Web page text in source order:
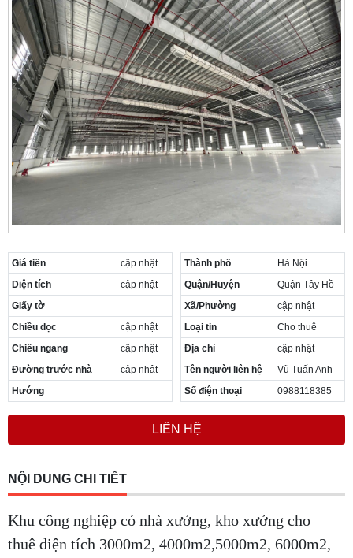
Giá tiền
cập nhật
Diện tích
cập nhật
Giấy tờ
Chiều dọc
cập nhật
Chiều ngang
cập nhật
Đường trước nhà
cập nhật
Hướng
Thành phố
Hà Nội
Quận/Huyện
Quận Tây Hồ
Xã/Phường
cập nhật
Loại tin
Cho thuê
Địa chỉ
cập nhật
Tên người liên hệ
Vũ Tuấn Anh
Số điện thoại
0988118385
LIÊN HỆ
NỘI DUNG CHI TIẾT
Khu công nghiệp có nhà xưởng, kho xưởng cho
thuê diện tích 3000m2, 4000m2,5000m2, 6000m2,